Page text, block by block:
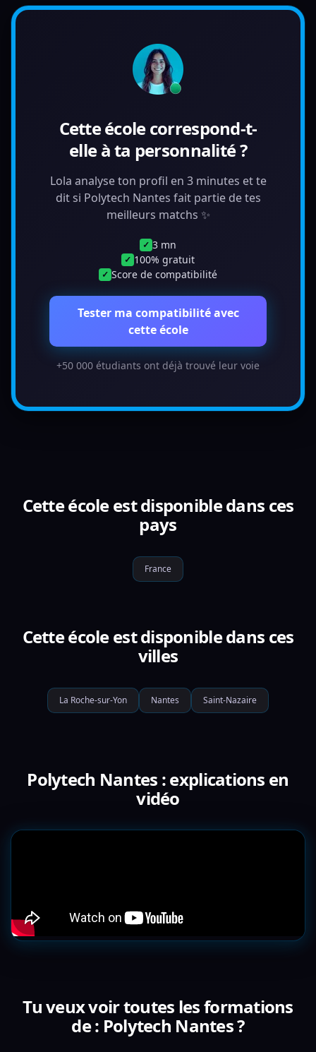
Cette école correspond-t-
elle à ta personnalité ?
Lola analyse ton profil en 3 minutes et te
dit si Polytech Nantes fait partie de tes
meilleurs matchs ✨
✓ 3 mn
✓ 100% gratuit
✓ Score de compatibilité
Tester ma compatibilité avec
cette école
+50 000 étudiants ont déjà trouvé leur voie
Cette école est disponible dans ces
pays
France
Cette école est disponible dans ces
villes
La Roche-sur-Yon Nantes Saint-Nazaire
Polytech Nantes : explications en
vidéo
Tu veux voir toutes les formations
de : Polytech Nantes ?